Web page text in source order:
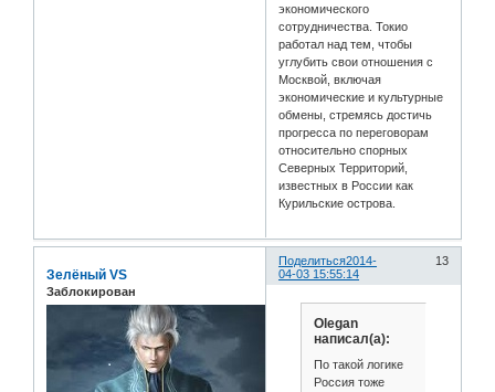
экономического
сотрудничества. Токио
работал над тем, чтобы
углубить свои отношения с
Москвой, включая
экономические и культурные
обмены, стремясь достичь
прогресса по переговорам
относительно спорных
Северных Территорий,
известных в России как
Курильские острова.
Поделиться 13
2014-
04-03 15:55:14
Зелёный VS
Заблокирован
Olegan
написал(а):
По такой логике
Россия тоже